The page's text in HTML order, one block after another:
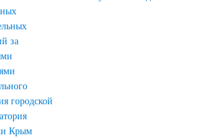
за
городской
Крым